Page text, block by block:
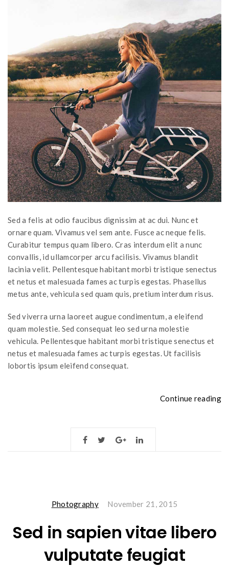
Sed a felis at odio faucibus dignissim at ac dui. Nunc et
ornare quam. Vivamus vel sem ante. Fusce ac neque felis.
Curabitur tempus quam libero. Cras interdum elit a nunc
convallis, id ullamcorper arcu facilisis. Vivamus blandit
lacinia velit. Pellentesque habitant morbi tristique senectus
et netus et malesuada fames ac turpis egestas. Phasellus
metus ante, vehicula sed quam quis, pretium interdum risus.
Sed viverra urna laoreet augue condimentum, a eleifend
quam molestie. Sed consequat leo sed urna molestie
vehicula. Pellentesque habitant morbi tristique senectus et
netus et malesuada fames ac turpis egestas. Ut facilisis
lobortis ipsum eleifend consequat.
Continue reading
Photography November 21, 2015
Sed in sapien vitae libero
vulputate feugiat